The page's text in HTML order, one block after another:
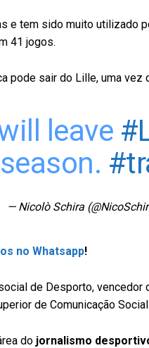
e tem sido muito utilizado
41 jogos.
pode sair do Lille, uma
leave
— Nicolò Schira
no Whatsapp!
de Desporto, vencedor
de Comunicação
do jornalismo